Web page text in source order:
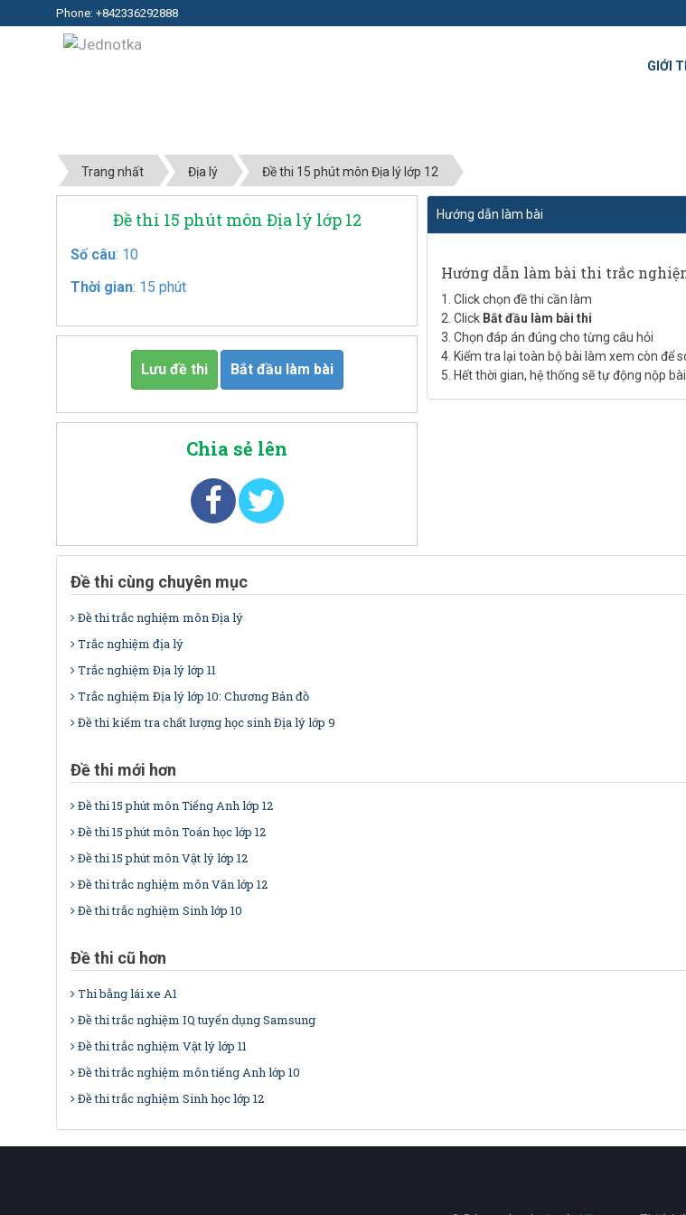
Phone: +842336292888
GIỚI
Trang nhất Địa lý Đề thi 15 phút môn Địa lý lớp 12
Đề thi 15 phút môn Địa lý lớp 12
Số câu: 10
Thời gian: 15 phút
Lưu đề thi Bắt đầu làm bài
Chia sẻ lên
Hướng dẫn làm bài
Hướng dẫn làm bài thi trắc
1. Click chọn đề thi cần làm
2. Click Bắt đầu làm bài thi
3. Chọn đáp án đúng cho từng câu hỏi
4. Kiểm tra lại toàn bộ bài làm xem còn để
5. Hết thời gian, hệ thống sẽ tự động nộp
Đề thi cùng chuyên mục
Đề thi trắc nghiệm môn Địa lý
Trắc nghiệm địa lý
Trắc nghiệm Địa lý lớp 11
Trắc nghiệm Địa lý lớp 10: Chương Bản đồ
Đề thi kiếm tra chất lượng học sinh Địa lý lớp 9
Đề thi mới hơn
Đề thi 15 phút môn Tiếng Anh lớp 12
Đề thi 15 phút môn Toán học lớp 12
Đề thi 15 phút môn Vật lý lớp 12
Đề thi trắc nghiệm môn Văn lớp 12
Đề thi trắc nghiệm Sinh lớp 10
Đề thi cũ hơn
Thi bằng lái xe A1
Đề thi trắc nghiệm IQ tuyển dụng Samsung
Đề thi trắc nghiệm Vật lý lớp 11
Đề thi trắc nghiệm môn tiếng Anh lớp 10
Đề thi trắc nghiệm Sinh học lớp 12